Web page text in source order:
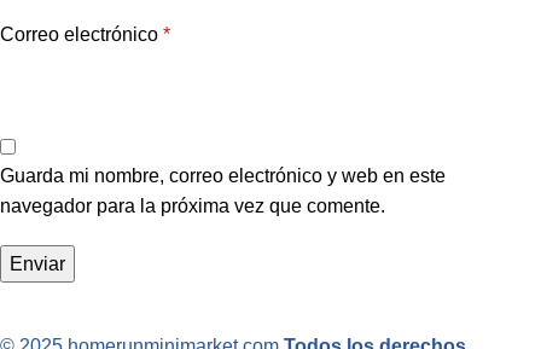
Correo electrónico *
Guarda mi nombre, correo electrónico y web en este
navegador para la próxima vez que comente.